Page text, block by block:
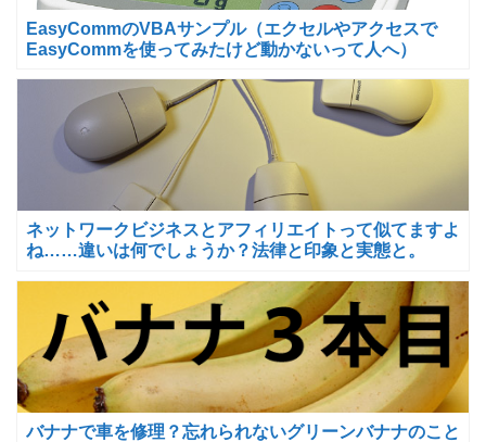
EasyCommのVBAサンプル（エクセルやアクセスで
EasyCommを使ってみたけど動かないって人へ）
ネットワークビジネスとアフィリエイトって似てますよ
ね……違いは何でしょうか？法律と印象と実態と。
バナナで車を修理？忘れられないグリーンバナナのこと